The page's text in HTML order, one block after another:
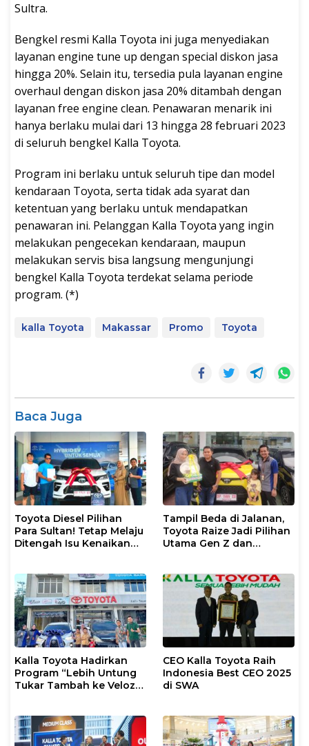
Sultra.
Bengkel resmi Kalla Toyota ini juga menyediakan
layanan engine tune up dengan special diskon jasa
hingga 20%. Selain itu, tersedia pula layanan engine
overhaul dengan diskon jasa 20% ditambah dengan
layanan free engine clean. Penawaran menarik ini
hanya berlaku mulai dari 13 hingga 28 februari 2023
di seluruh bengkel Kalla Toyota.
Program ini berlaku untuk seluruh tipe dan model
kendaraan Toyota, serta tidak ada syarat dan
ketentuan yang berlaku untuk mendapatkan
penawaran ini. Pelanggan Kalla Toyota yang ingin
melakukan pengecekan kendaraan, maupun
melakukan servis bisa langsung mengunjungi
bengkel Kalla Toyota terdekat selama periode
program. (*)
kalla Toyota Makassar Promo Toyota
Baca Juga
Toyota Diesel Pilihan
Para Sultan! Tetap Melaju
Ditengah Isu Kenaikan
Tampil Beda di Jalanan,
Toyota Raize Jadi Pilihan
Utama Gen Z dan
Kalla Toyota Hadirkan
Program “Lebih Untung
Tukar Tambah ke Veloz
CEO Kalla Toyota Raih
Indonesia Best CEO 2025
di SWA